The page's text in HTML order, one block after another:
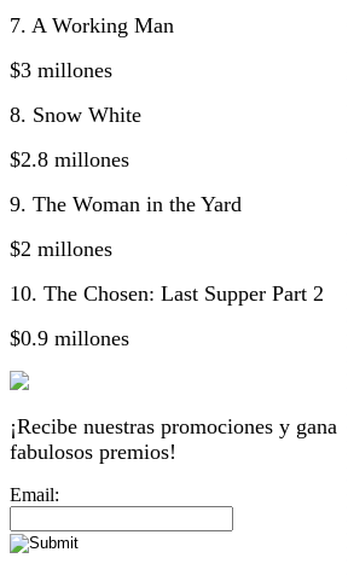
7. A Working Man
$3 millones
8. Snow White
$2.8 millones
9. The Woman in the Yard
$2 millones
10. The Chosen: Last Supper Part 2
$0.9 millones
¡Recibe nuestras promociones y gana
fabulosos premios!
Email: